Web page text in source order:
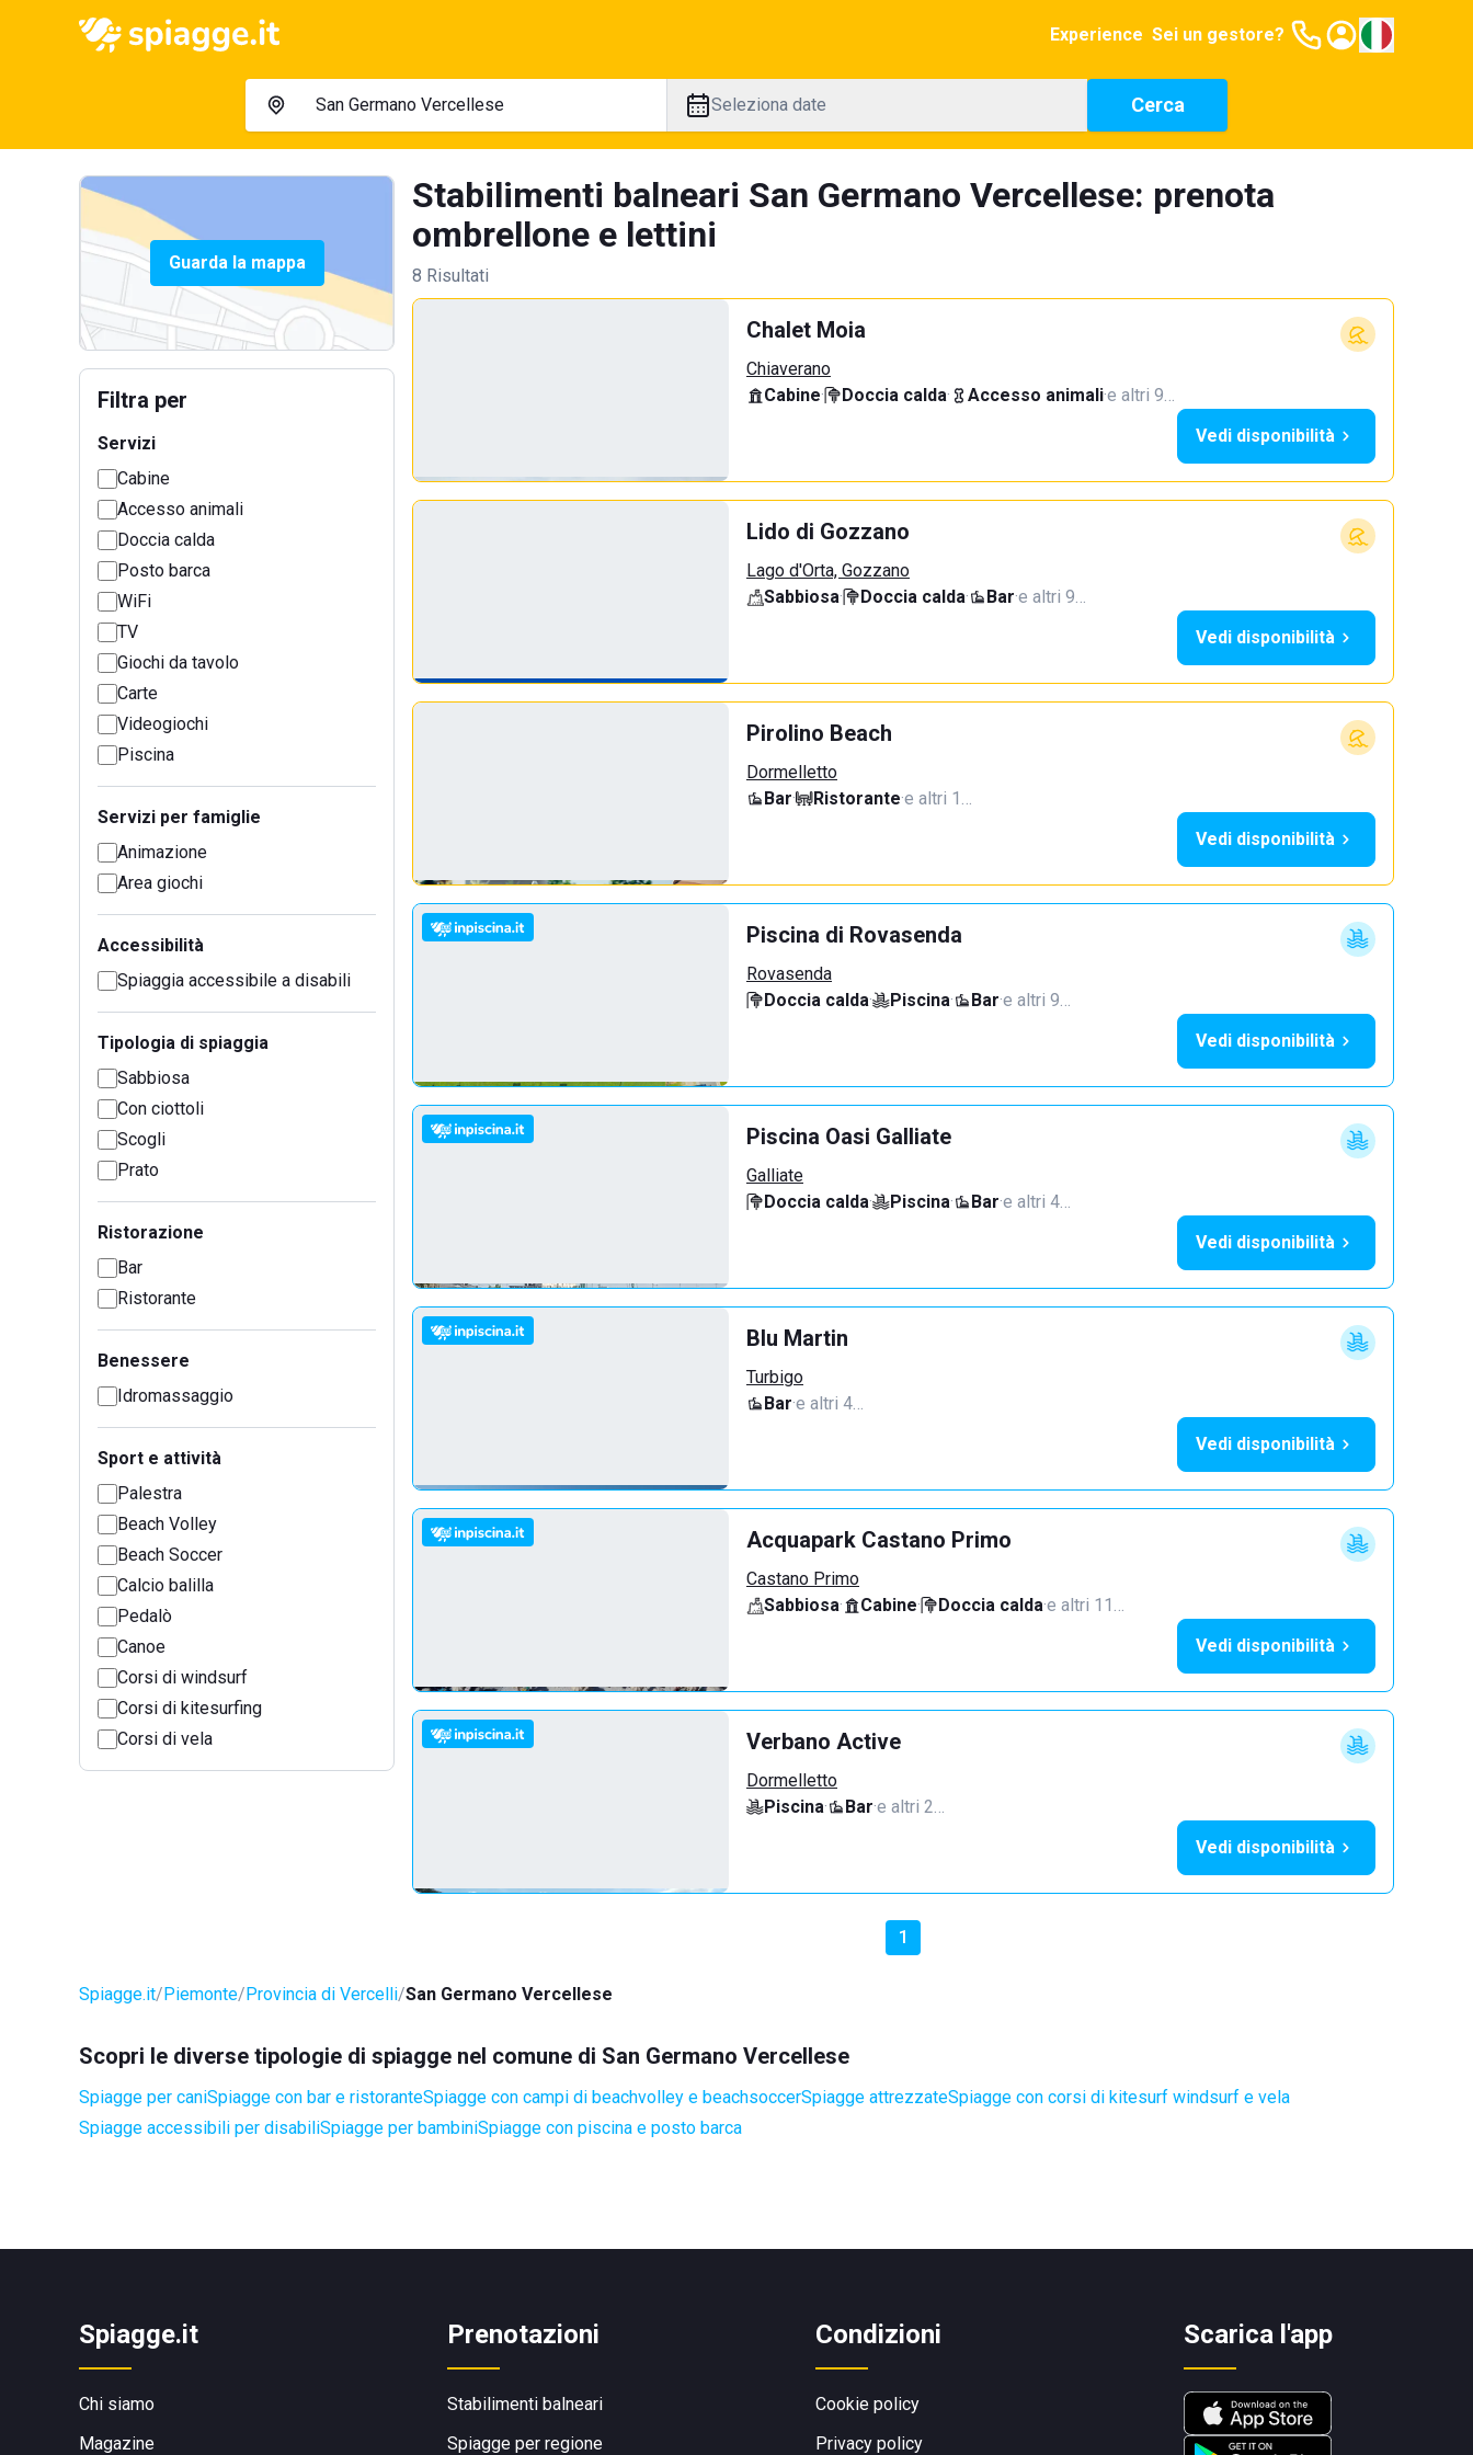
Experience Sei un gestore?
Seleziona date Cerca
Guarda la mappa
Filtra per
Servizi
Cabine
Accesso animali
Doccia calda
Posto barca
WiFi
TV
Giochi da tavolo
Carte
Videogiochi
Piscina
Servizi per famiglie
Animazione
Area giochi
Accessibilità
Spiaggia accessibile a disabili
Tipologia di spiaggia
Sabbiosa
Con ciottoli
Scogli
Prato
Ristorazione
Bar
Ristorante
Benessere
Idromassaggio
Sport e attività
Palestra
Beach Volley
Beach Soccer
Calcio balilla
Pedalò
Canoe
Corsi di windsurf
Corsi di kitesurfing
Corsi di vela
Stabilimenti balneari San Germano Vercellese: prenota
ombrellone e lettini
8 Risultati
Chalet Moia
Chiaverano
Cabine· Doccia calda· Accesso animali·e altri 9…
Vedi disponibilità
Lido di Gozzano
Lago d'Orta, Gozzano
Sabbiosa· Doccia calda· Bar·e altri 9…
Vedi disponibilità
Pirolino Beach
Dormelletto
Bar· Ristorante·e altri 1…
Vedi disponibilità
Piscina di Rovasenda
Rovasenda
Doccia calda· Piscina· Bar·e altri 9…
Vedi disponibilità
Piscina Oasi Galliate
Galliate
Doccia calda· Piscina· Bar·e altri 4…
Vedi disponibilità
Blu Martin
Turbigo
Bar·e altri 4…
Vedi disponibilità
Acquapark Castano Primo
Castano Primo
Sabbiosa· Cabine· Doccia calda·e altri 11…
Vedi disponibilità
Verbano Active
Dormelletto
Piscina· Bar·e altri 2…
Vedi disponibilità
1
Spiagge.it Piemonte Provincia di Vercelli San Germano Vercellese
Scopri le diverse tipologie di spiagge nel comune di San Germano Vercellese
Spiagge per caniSpiagge con bar e ristoranteSpiagge con campi di beachvolley e beachsoccerSpiagge attrezzateSpiagge con corsi di kitesurf windsurf e vela
Spiagge accessibili per disabiliSpiagge per bambiniSpiagge con piscina e posto barca
Spiagge.it
Chi siamo
Magazine
Prenotazioni
Stabilimenti balneari
Spiagge per regione
Condizioni
Cookie policy
Privacy policy
Scarica l'app